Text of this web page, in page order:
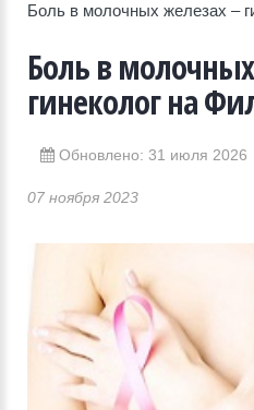
Боль в молочных железах –
Боль в
гинеколог на
Обновлено: 31 июля 2026
07 ноября 2023